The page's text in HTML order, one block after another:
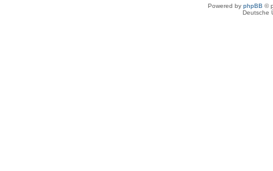
Powered by phpBB ©
Deutsche